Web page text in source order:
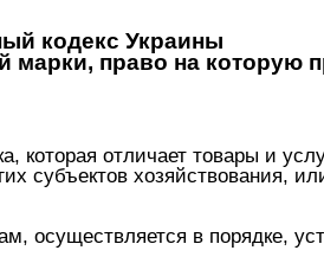
кодекс Украины
марки, право на которую
отличает товары и
субъектов хозяйствования,
осуществляется в порядке,